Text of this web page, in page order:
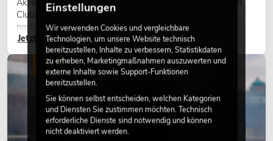
Akzente prägen viele aktuelle Lichtdesigns auf Bühnen, in
Clubs und bei Events. Retro-Licht ist dabei kein rein
nostalgischer Effekt, sondern ein bewusst eingesetztes
Gestaltungsmittel: Es schafft Atmosphäre, gibt Szenen
Charakter und kann technische LED-Setups emotionaler
wirken lassen.
Jetzt lesen
LICHT
Einstellungen
Wir verwenden Cookies und vergleichbare
Technologien, um unsere Website technisch
bereitzustellen, Inhalte zu verbessern, Statistikdaten
zu erheben, Marketingmaßnahmen auszuwerten und
externe Inhalte sowie Support-Funktionen
bereitzustellen.
Sie können selbst entscheiden, welchen Kategorien
und Diensten Sie zustimmen möchten. Technisch
erforderliche Dienste sind notwendig und können
nicht deaktiviert werden.